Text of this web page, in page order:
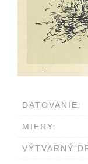
DATOVANIE:
MIERY:
VÝTVARNÝ